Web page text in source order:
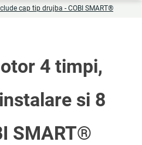
cap tip drujba - COBI SMART®
4 timpi,
si 8
SMART®